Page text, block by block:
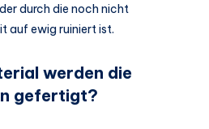
durch die noch nicht
auf ewig ruiniert ist.
werden die
gefertigt?